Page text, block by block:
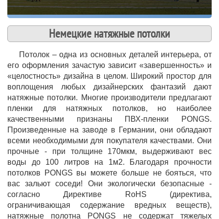
Немецкие натяжные потолки
Потолок – одна из основных деталей интерьера, от
его оформления зачастую зависит «завершенность» и
«целостность» дизайна в целом. Широкий простор для
воплощения любых дизайнерских фантазий дают
натяжные потолки. Многие производители предлагают
пленки для натяжных потолков, но наиболее
качественными признаны ПВХ-пленки PONGS.
Произведенные на заводе в Германии, они обладают
всеми необходимыми для покупателя качествами. Они
прочные - при толщине 170мкм, выдерживают вес
воды до 100 литров на 1м2. Благодаря прочности
потолков PONGS вы можете больше не бояться, что
вас зальют соседи! Они экологически безопасные -
согласно Директиве RoHS (директива,
ограничивающая содержание вредных веществ),
натяжные полотна PONGS не содержат тяжелых